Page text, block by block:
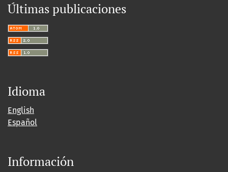
Últimas publicaciones
Idioma
English
Español
Información